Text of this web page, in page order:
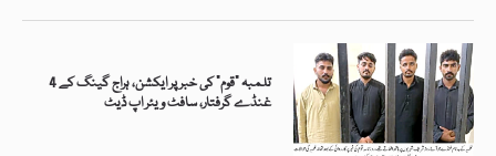
تلمبہ “قوم” کی خبر پر ایکشن، ہراج گینگ کے 4
غنڈے گرفتار، سافٹ ویئر اپ ڈیٹ